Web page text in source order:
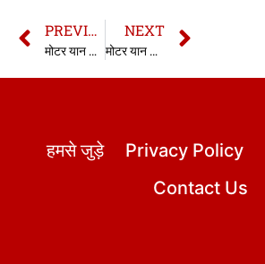
PREVIOUS
मोटर यान अधिनियम की धारा 150 | 150 MV Act in hindi
NEXT
मोटर यान अधिनियम की धारा 152 | 152 MV Act in hindi
हमसे जुड़े Privacy Policy
Contact Us